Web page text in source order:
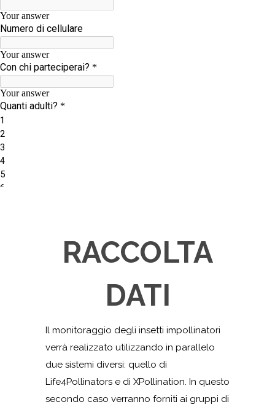
RACCOLTA
DATI
Il monitoraggio degli insetti impollinatori
verrà realizzato utilizzando in parallelo
due sistemi diversi: quello di
Life4Pollinators e di XPollination. In questo
secondo caso verranno forniti ai gruppi di